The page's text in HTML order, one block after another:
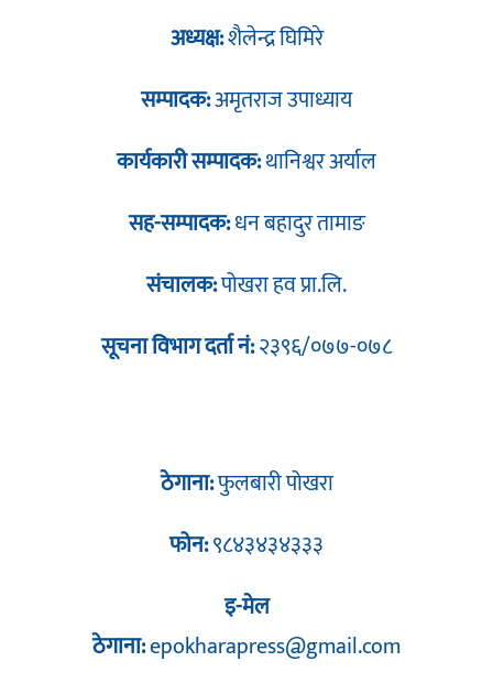
अध्यक्ष:शैलेन्द्र घिमिरे
सम्पादक:अमृतराज उपाध्याय
कार्यकारी सम्पादक:थानिश्वर अर्याल
सह-सम्पादक:धन बहादुर तामाङ
संचालक:पोखरा हव प्रा.लि.
सूचना विभाग दर्ता नं:२३९६/०७७-०७८
ठेगाना:फुलबारी पोखरा
फोन:९८४३४३४३३३
इ-मेल
ठेगाना:epokharapress@gmail.com